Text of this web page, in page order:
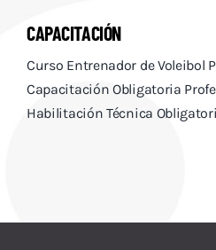
CAPACITACIÓN
Curso Entrenador de Voleibol
Capacitación Obligatoria
Habilitación Técnica